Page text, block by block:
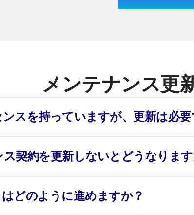
メンテナンス更
スを持っていますが、更新は必要
契約を更新しないとどうなります
どのように進めますか？